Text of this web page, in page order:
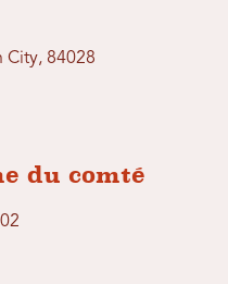
City, 84028
du comté